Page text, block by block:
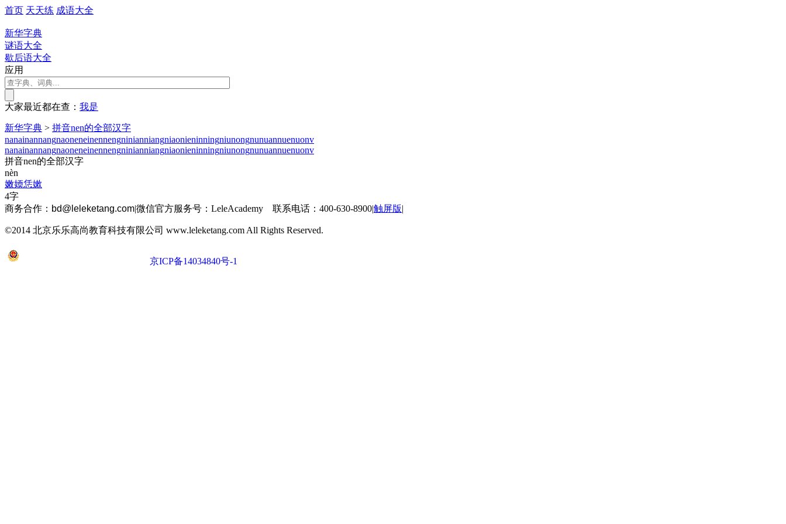
首页 天天练 成语大全
新华字典
谜语大全
歇后语大全
应用
大家最近都在查： 我是
新华字典 > 拼音nen的全部汉字
nanainannangnaoneneinennengninianniangniaonieninningniunongnunuannuenuonv
nanainannangnaoneneinennengninianniangniaonieninningniunongnunuannuenuonv
拼音nen的全部汉字
nèn
嫩媆恁嫰
4字
商务合作： bd@leleketang.com|微信官方服务号：LeleAcademy 联系电话：400-630-8900|触屏版|
©2014 北京乐乐高尚教育科技有限公司 www.leleketang.com All Rights Reserved.
京ICP备14034840号-1